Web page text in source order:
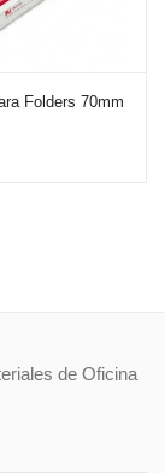
Folders 70mm
de Oficina